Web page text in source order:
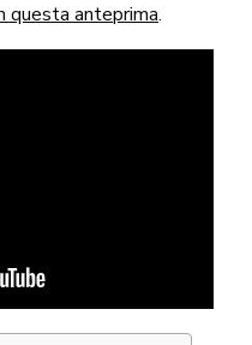
questa anteprima.